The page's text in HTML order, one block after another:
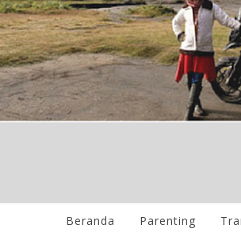
Beranda Parenting